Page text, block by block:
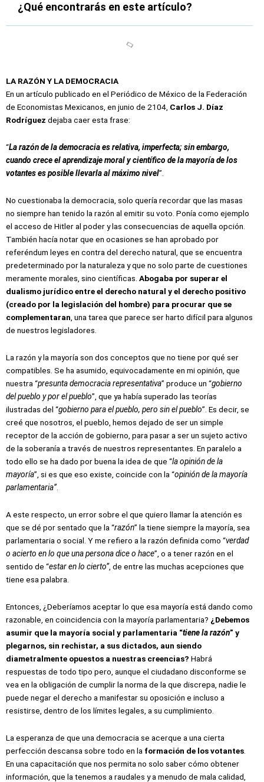
¿Qué encontrarás en este artículo?
LA RAZÓN Y LA DEMOCRACIA
En un artículo publicado en el Periódico de México de la Federación
de Economistas Mexicanos, en junio de 2104, Carlos J. Díaz
Rodríguez dejaba caer esta frase:
“La razón de la democracia es relativa, imperfecta; sin embargo,
cuando crece el aprendizaje moral y científico de la mayoría de los
votantes es posible llevarla al máximo nivel”.
No cuestionaba la democracia, solo quería recordar que las masas
no siempre han tenido la razón al emitir su voto. Ponía como ejemplo
el acceso de Hitler al poder y las consecuencias de aquella opción.
También hacía notar que en ocasiones se han aprobado por
referéndum leyes en contra del derecho natural, que se encuentra
predeterminado por la naturaleza y que no solo parte de cuestiones
meramente morales, sino científicas. Abogaba por superar el
dualismo jurídico entre el derecho natural y el derecho positivo
(creado por la legislación del hombre) para procurar que se
complementaran , una tarea que parece ser harto difícil para algunos
de nuestros legisladores.
La razón y la mayoría son dos conceptos que no tiene por qué ser
compatibles. Se ha asumido, equivocadamente en mi opinión, que
nuestra “presunta democracia representativa” produce un “gobierno
del pueblo y por el pueblo”, que ya había superado las teorías
ilustradas del “gobierno para el pueblo, pero sin el pueblo”. Es decir, se
creé que nosotros, el pueblo, hemos dejado de ser un simple
receptor de la acción de gobierno, para pasar a ser un sujeto activo
de la soberanía a través de nuestros representantes. En paralelo a
todo ello se ha dado por buena la idea de que “la opinión de la
mayoría”, si es que eso existe, coincide con la “opinión de la mayoría
parlamentaria”.
A este respecto, un error sobre el que quiero llamar la atención es
que se dé por sentado que la “razón” la tiene siempre la mayoría, sea
parlamentaria o social. Y me refiero a la razón definida como “verdad
o acierto en lo que una persona dice o hace”, o a tener razón en el
sentido de “estar en lo cierto”, de entre las muchas acepciones que
tiene esa palabra.
Entonces, ¿Deberíamos aceptar lo que esa mayoría está dando como
razonable, en coincidencia con la mayoría parlamentaria? ¿Debemos
asumir que la mayoría social y parlamentaria “tiene la razón” y
plegarnos, sin rechistar, a sus dictados, aun siendo
diametralmente opuestos a nuestras creencias? Habrá
respuestas de todo tipo pero, aunque el ciudadano disconforme se
vea en la obligación de cumplir la norma de la que discrepa, nadie le
puede negar el derecho a manifestar su oposición e incluso a
resistirse, dentro de los límites legales, a su cumplimiento.
La esperanza de que una democracia se acerque a una cierta
perfección descansa sobre todo en la formación de los votantes
En una capacitación que nos permita no solo saber cómo obtener
información, que la tenemos a raudales y a menudo de mala calidad,